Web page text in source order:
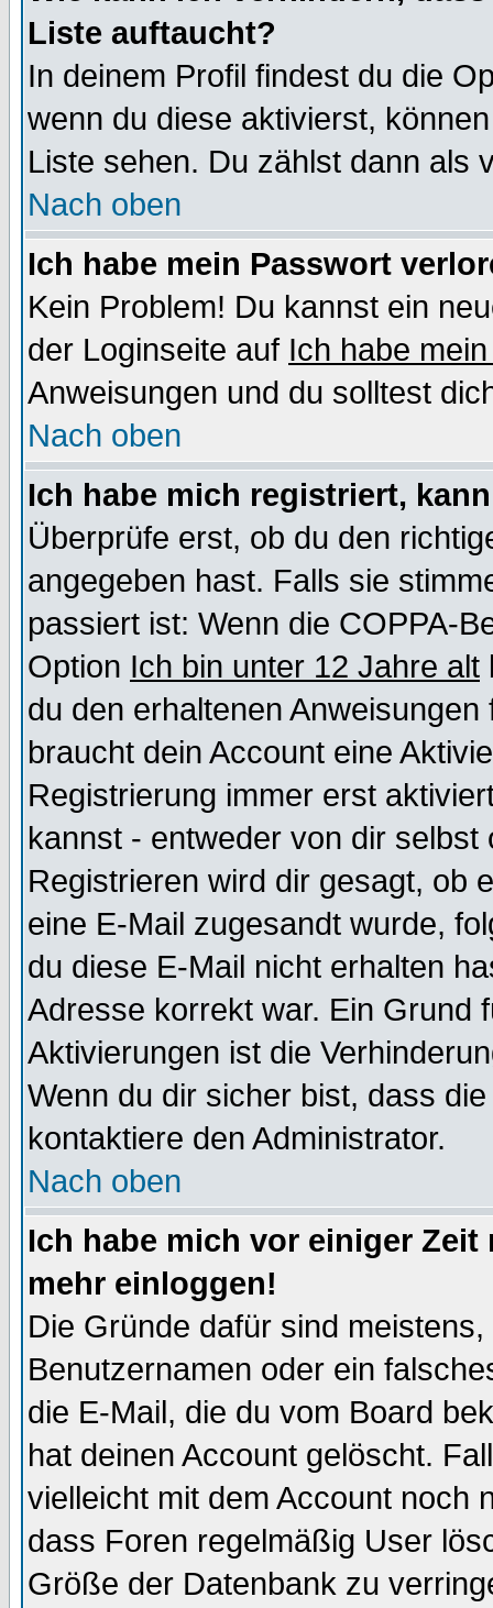
Liste auftaucht?
In deinem Profil findest du die
wenn du diese aktivierst,
Liste sehen. Du zählst dann als
Nach oben
Ich habe mein Passwort
Kein Problem! Du kannst ein
der Loginseite auf Ich habe
Anweisungen und du solltest
Nach oben
Ich habe mich registriert,
Überprüfe erst, ob du den
angegeben hast. Falls sie
passiert ist: Wenn die COPPA-
Option Ich bin unter 12 Jahre alt
du den erhaltenen
braucht dein Account eine
Registrierung immer erst
kannst - entweder von dir selbst
Registrieren wird dir gesagt, ob
eine E-Mail zugesandt wurde,
du diese E-Mail nicht erhalten
Adresse korrekt war. Ein Grund
Aktivierungen ist die
Wenn du dir sicher bist, dass
kontaktiere den Administrator.
Nach oben
Ich habe mich vor einiger
mehr einloggen!
Die Gründe dafür sind
Benutzernamen oder ein
die E-Mail, die du vom Board
hat deinen Account gelöscht.
vielleicht mit dem Account noch
dass Foren regelmäßig User
Größe der Datenbank zu